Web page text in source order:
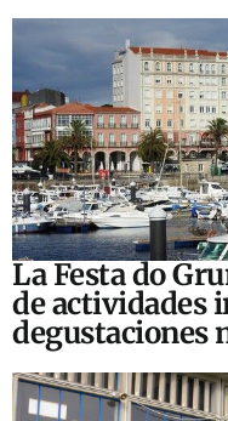
La Festa do
de actividades
degustaciones